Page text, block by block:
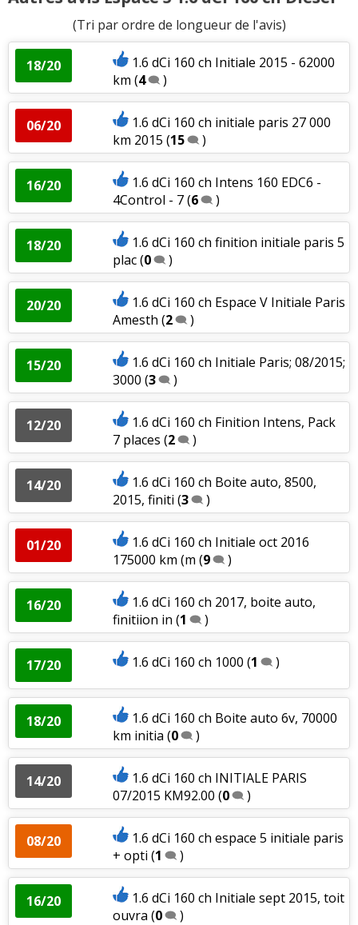
(Tri par ordre de longueur de l'avis)
18/20
1.6 dCi 160 ch Initiale 2015 - 62000
km (4 )
06/20
1.6 dCi 160 ch initiale paris 27 000
km 2015 (15 )
16/20
1.6 dCi 160 ch Intens 160 EDC6 -
4Control - 7(6 )
18/20
1.6 dCi 160 ch finition initiale paris 5
plac(0 )
20/20
1.6 dCi 160 ch Espace V Initiale Paris
Amesth (2 )
15/20
1.6 dCi 160 ch Initiale Paris; 08/2015;
3000 (3 )
12/20
1.6 dCi 160 ch Finition Intens, Pack
7 places (2 )
14/20
1.6 dCi 160 ch Boite auto, 8500,
2015, finiti (3 )
01/20
1.6 dCi 160 ch Initiale oct 2016
175000 km (m (9 )
16/20
1.6 dCi 160 ch 2017, boite auto,
finitiion in (1 )
17/20 1.6 dCi 160 ch 1000 (1 )
18/20
1.6 dCi 160 ch Boite auto 6v, 70000
km initia (0 )
14/20
1.6 dCi 160 ch INITIALE PARIS
07/2015 KM92.00 (0 )
08/20
1.6 dCi 160 ch espace 5 initiale paris
+ opti (1 )
16/20
1.6 dCi 160 ch Initiale sept 2015, toit
ouvra (0 )